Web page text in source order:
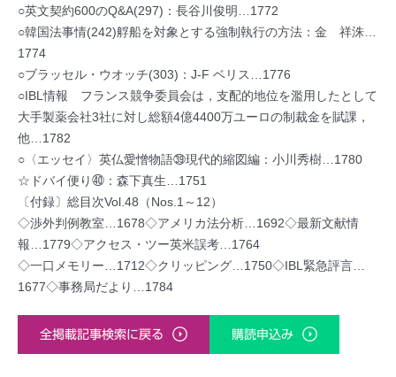
○英文契約600のQ&A(297)：長谷川俊明…1772
○韓国法事情(242)艀船を対象とする強制執行の方法：金 祥洙…
1774
○ブラッセル・ウオッチ(303)：J-F ベリス…1776
○IBL情報 フランス競争委員会は，支配的地位を濫用したとして
大手製薬会社3社に対し総額4億4400万ユーロの制裁金を賦課，
他…1782
○〈エッセイ〉英仏愛憎物語㊴現代的縮図編：小川秀樹…1780
☆ドバイ便り㊵：森下真生…1751
〔付録〕総目次Vol.48（Nos.1～12）
◇渉外判例教室…1678◇アメリカ法分析…1692◇最新文献情
報…1779◇アクセス・ツー英米誤考…1764
◇一口メモリー…1712◇クリッピング…1750◇IBL緊急評言…
1677◇事務局だより…1784
全掲載記事検索に戻る 購読申込み